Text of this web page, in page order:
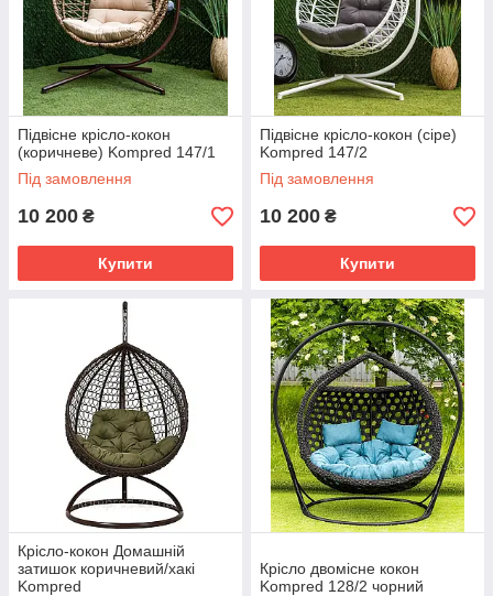
Підвісне крісло-кокон
(коричневе) Kompred 147/1
Під замовлення
10 200 ₴
Купити
Підвісне крісло-кокон (сіре)
Kompred 147/2
Під замовлення
10 200 ₴
Купити
Крісло-кокон Домашній
затишок коричневий/хакі
Kompred
Крісло двомісне кокон
Kompred 128/2 чорний